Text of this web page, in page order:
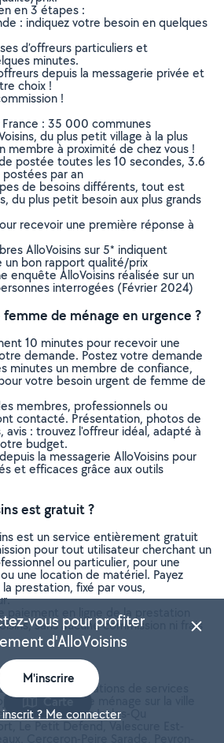
en 3 étapes :
: indiquez votre besoin en quelques
d’offreurs particuliers et
minutes.
depuis la messagerie privée et
choix !
!
: 35 000 communes
du plus petit village à la plus
membre à proximité de chez vous !
postée toutes les 10 secondes, 3.6
par an
de besoins différents, tout est
du plus petit besoin aux plus grands
recevoir une première réponse à
AlloVoisins sur 5* indiquent
un bon rapport qualité/prix
enquête AlloVoisins réalisée sur un
interrogées (Février 2024)
de ménage en urgence ?
10 minutes pour recevoir une
demande. Postez votre demande
minutes un membre de confiance,
votre besoin urgent de femme de
membres, professionnels ou
contacté. Présentation, photos de
avis : trouvez l'offreur idéal, adapté à
budget.
la messagerie AlloVoisins pour
et efficaces grâce aux outils
est gratuit ?
est un service entièrement gratuit
pour tout utilisateur cherchant un
ou particulier, pour une
une location de matériel. Payez
prestation, fixé par vous,
paiement en ligne de la prestation
sans aucune commission ni frais
toutes les prestations de services
de Femme de ménage sur la ville
Ouest, Les Iscles-Qu
Le Petit Defend, Valescure Est-
Carte
vous pour profiter
d'AlloVoisins
M'inscrire
inscrit ? Me connecter